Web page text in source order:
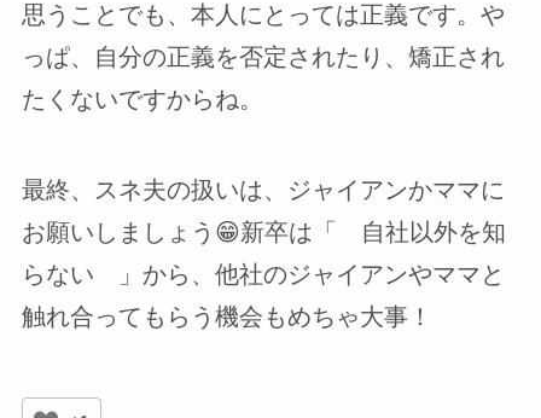
思うことでも、本人にとっては正義です。や
っぱ、自分の正義を否定されたり、矯正され
たくないですからね。
最終、スネ夫の扱いは、ジャイアンかママに
お願いしましょう😁新卒は「 自社以外を知
らない 」から、他社のジャイアンやママと
触れ合ってもらう機会もめちゃ大事！